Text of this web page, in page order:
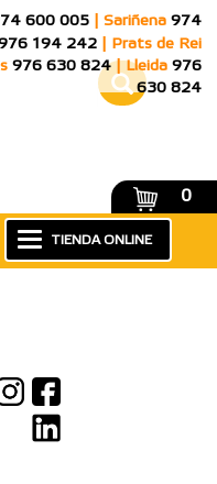
600 005 Sariñena 974
194 242
Prats de Rei
976 630 824 Lleida 976
630 824
0
TIENDA ONLINE